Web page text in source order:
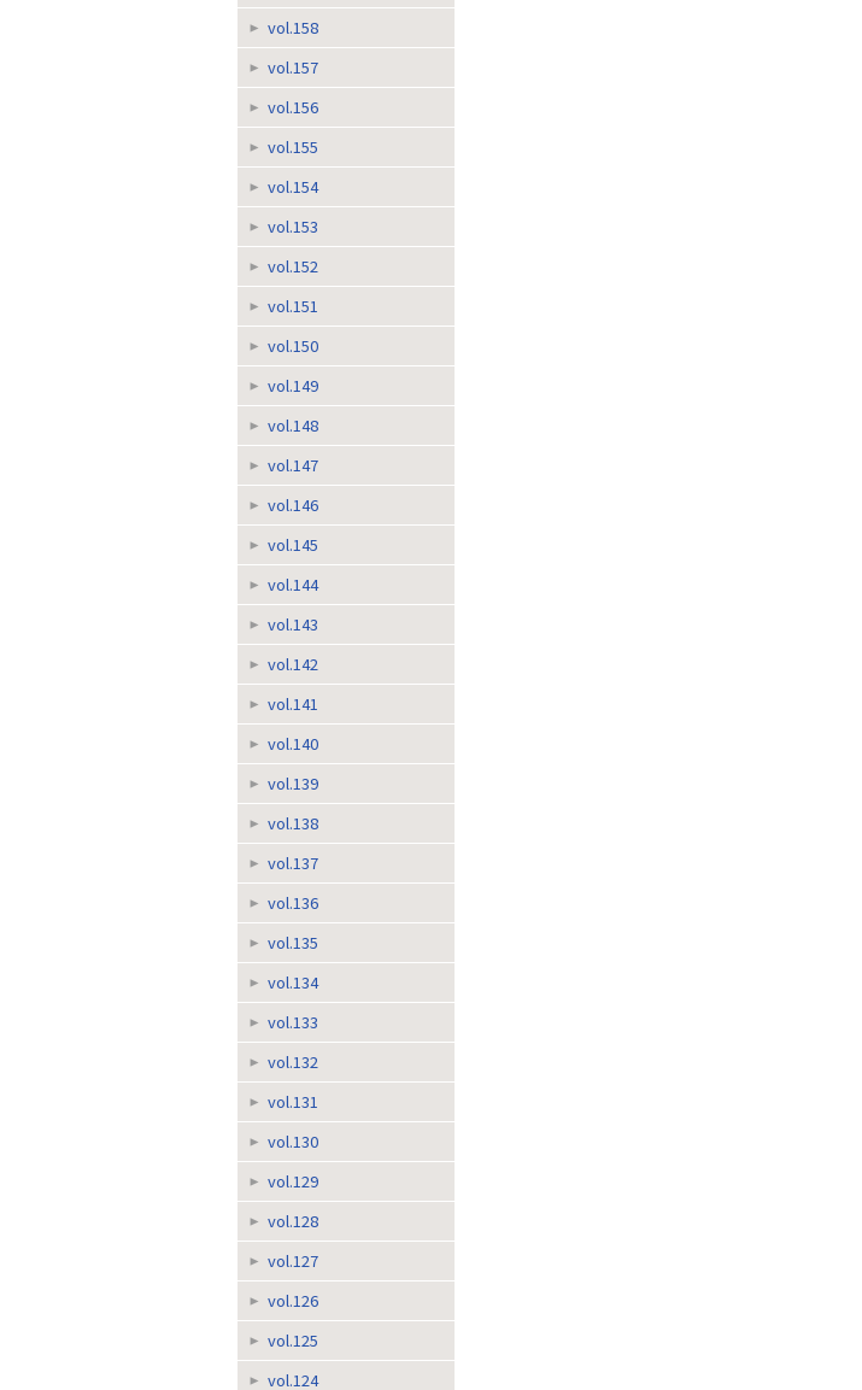
vol.158
vol.157
vol.156
vol.155
vol.154
vol.153
vol.152
vol.151
vol.150
vol.149
vol.148
vol.147
vol.146
vol.145
vol.144
vol.143
vol.142
vol.141
vol.140
vol.139
vol.138
vol.137
vol.136
vol.135
vol.134
vol.133
vol.132
vol.131
vol.130
vol.129
vol.128
vol.127
vol.126
vol.125
vol.124